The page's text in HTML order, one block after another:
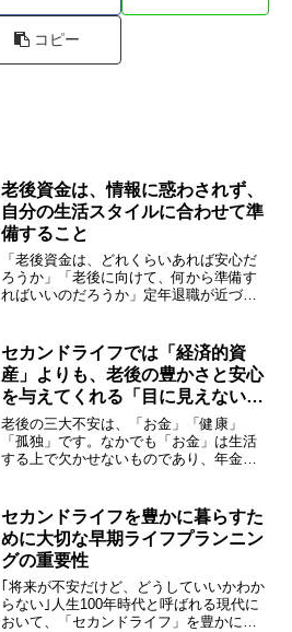
コピー
老後資金は、情報に惑わされず、
自分の生活スタイルに合わせて準
備すること
「老後資金は、どれくらいあれば安心だ
ろうか」「老後に向けて、何から準備す
ればいいのだろうか」定年退職が近づく
からない。そんな、ジレンマを感じてい
る人は少なくないと思いま...
セカンドライフでは「経済的資
産」よりも、老後の豊かさと安心
を与えてくれる「目に見えない資
産」が大事
老後の三大不安は、「お金」「健康」
「孤独」です。なかでも「お金」は生活
する上で欠かせないものであり、年金だ
す。現在、日本社会は急速な高齢化を迎
えており、老後の生活設計は個...
セカンドライフを豊かに暮らすた
めに大切な早期ライフプランニン
グの重要性
｢将来が不安だけど、どうしていいかわか
らない｣人生100年時代と呼ばれる現代に
おいて、「セカンドライフ」を豊かに暮